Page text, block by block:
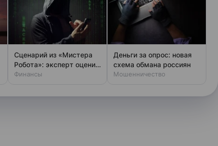
Сценарий из «Мистера
Робота»: эксперт оценил
шансы хакеров
Финансы
Деньги за опрос: новая
схема обмана россиян
Мошенничество